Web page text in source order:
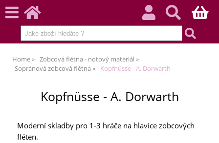
Home
Zobcová flétna - notový materiál
Sopránová zobcová flétna
Kopfnüsse - A. Dorwarth
Kopfnüsse - A. Dorwarth
Moderní skladby pro 1-3 hráče na hlavice zobcových
fléten.